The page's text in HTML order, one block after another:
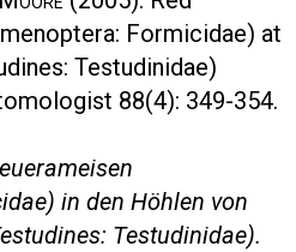
Formicidae) at
Testudinidae)
88(4): 349-354.
in den Höhlen von
Testudinidae).